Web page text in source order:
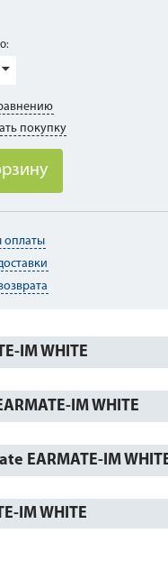
покупку
оплаты
IM WHITE
IM WHITE
EARMATE-IM
IM WHITE